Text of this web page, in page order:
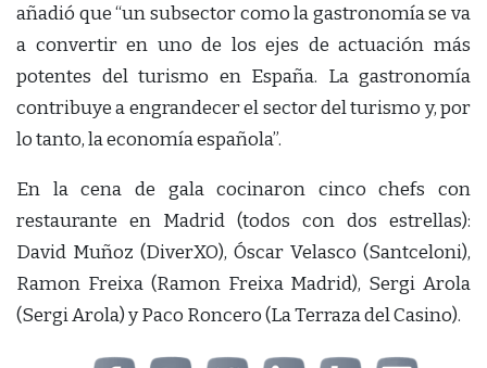
añadió que “un subsector como la gastronomía se va
a convertir en uno de los ejes de actuación más
potentes del turismo en España. La gastronomía
contribuye a engrandecer el sector del turismo y, por
lo tanto, la economía española”.
En la cena de gala cocinaron cinco chefs con
restaurante en Madrid (todos con dos estrellas):
David Muñoz (DiverXO), Óscar Velasco (Santceloni),
Ramon Freixa (Ramon Freixa Madrid), Sergi Arola
(Sergi Arola) y Paco Roncero (La Terraza del Casino).